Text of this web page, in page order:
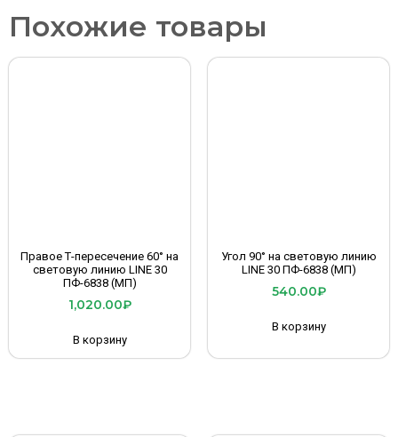
Похожие товары
Правое Т-пересечение 60° на
световую линию LINE 30
ПФ-6838 (МП)
1,020.00₽
В корзину
Угол 90° на световую линию
LINE 30 ПФ-6838 (МП)
540.00₽
В корзину